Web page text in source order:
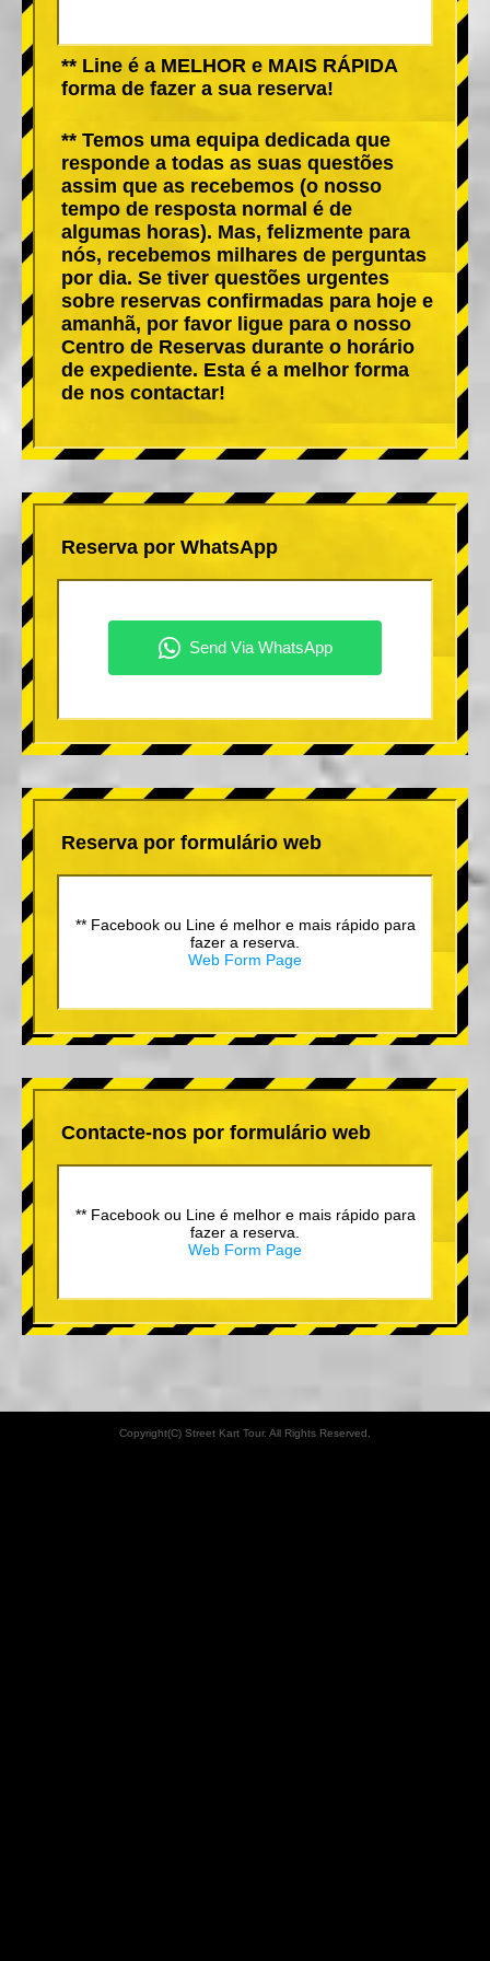
** Line é a MELHOR e MAIS RÁPIDA
forma de fazer a sua reserva!
** Temos uma equipa dedicada que
responde a todas as suas questões
assim que as recebemos (o nosso
tempo de resposta normal é de
algumas horas). Mas, felizmente para
nós, recebemos milhares de perguntas
por dia. Se tiver questões urgentes
sobre reservas confirmadas para hoje e
amanhã, por favor ligue para o nosso
Centro de Reservas durante o horário
de expediente. Esta é a melhor forma
de nos contactar!
Reserva por WhatsApp
Reserva por formulário web
** Facebook ou Line é melhor e mais rápido para
fazer a reserva.
Web Form Page
Contacte-nos por formulário web
** Facebook ou Line é melhor e mais rápido para
fazer a reserva.
Web Form Page
Copyright(C) Street Kart Tour. All Rights Reserved.